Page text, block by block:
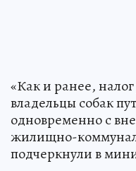
«Как и ранее,
владельцы собак
одновременно с
жилищно-
подчеркнули в